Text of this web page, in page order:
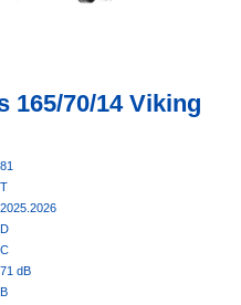
165/70/14 Viking
81
T
2025.2026
D
C
71 dB
B